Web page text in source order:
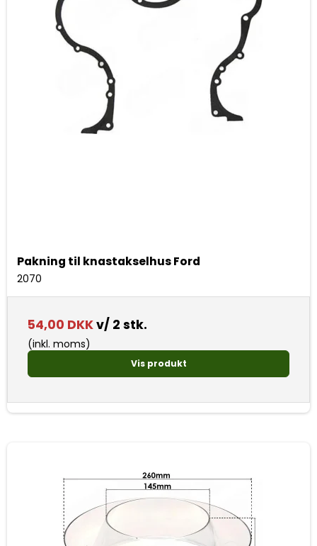
Pakning til knastakselhus Ford
2070
54,00 DKKv/ 2 stk.
(inkl. moms)
Vis produkt